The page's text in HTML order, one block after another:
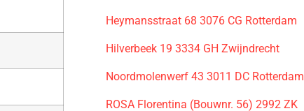
Heymansstraat 68 3076 CG Rotterdam
Hilverbeek 19 3334 GH Zwijndrecht
Noordmolenwerf 43 3011 DC Rotterdam
ROSA Florentina (Bouwnr. 56) 2992 ZK